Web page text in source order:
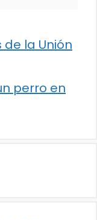
de la Unión
perro en